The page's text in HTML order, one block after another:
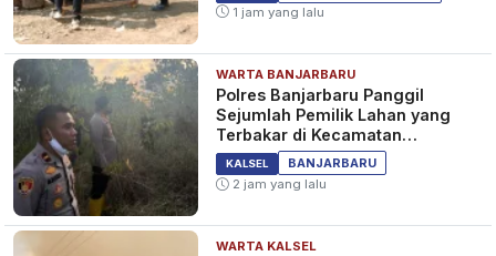
Polresta Banjarmasin Sisir Titik
Rawan, Pembawa Sajam hingga
Pemeras Berhasil Diamankan
KALSEL 1 bulan yang lalu
1 jam yang lalu
WARTA BANJARBARU
Polres Banjarbaru Panggil
Sejumlah Pemilik Lahan yang
Terbakar di Kecamatan
Cempaka
KALSEL
BANJARBARU
2 jam yang lalu
WARTA KALSEL